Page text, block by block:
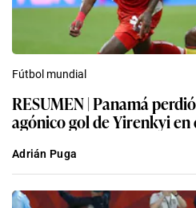
Fútbol mundial
RESUMEN | Panamá
agónico gol de Yirenkyi
Adrián Puga